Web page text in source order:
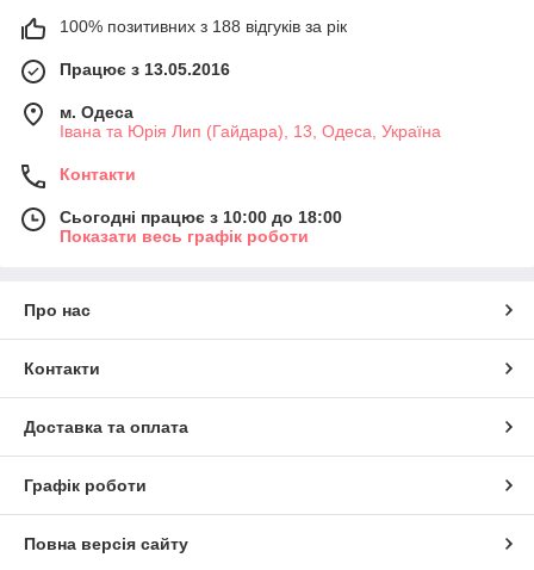
100% позитивних з 188 відгуків за рік
Працює з 13.05.2016
м. Одеса
Івана та Юрія Лип (Гайдара), 13, Одеса, Україна
Контакти
Сьогодні працює з 10:00 до 18:00
Показати весь графік роботи
Про нас
Контакти
Доставка та оплата
Графік роботи
Повна версія сайту